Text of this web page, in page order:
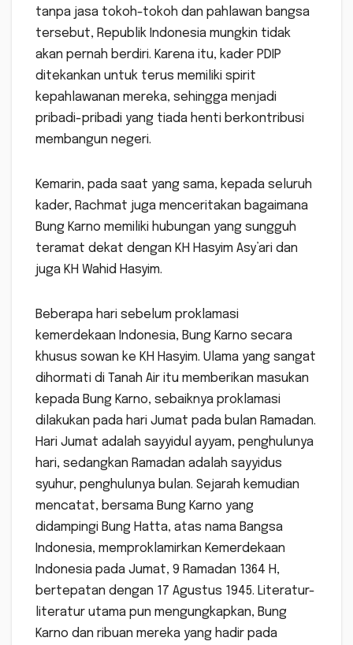
tanpa jasa tokoh-tokoh dan pahlawan bangsa
tersebut, Republik Indonesia mungkin tidak
akan pernah berdiri. Karena itu, kader PDIP
ditekankan untuk terus memiliki spirit
kepahlawanan mereka, sehingga menjadi
pribadi-pribadi yang tiada henti berkontribusi
membangun negeri.
Kemarin, pada saat yang sama, kepada seluruh
kader, Rachmat juga menceritakan bagaimana
Bung Karno memiliki hubungan yang sungguh
teramat dekat dengan KH Hasyim Asy’ari dan
juga KH Wahid Hasyim.
Beberapa hari sebelum proklamasi
kemerdekaan Indonesia, Bung Karno secara
khusus sowan ke KH Hasyim. Ulama yang sangat
dihormati di Tanah Air itu memberikan masukan
kepada Bung Karno, sebaiknya proklamasi
dilakukan pada hari Jumat pada bulan Ramadan.
Hari Jumat adalah sayyidul ayyam, penghulunya
hari, sedangkan Ramadan adalah sayyidus
syuhur, penghulunya bulan. Sejarah kemudian
mencatat, bersama Bung Karno yang
didampingi Bung Hatta, atas nama Bangsa
Indonesia, memproklamirkan Kemerdekaan
Indonesia pada Jumat, 9 Ramadan 1364 H,
bertepatan dengan 17 Agustus 1945. Literatur-
literatur utama pun mengungkapkan, Bung
Karno dan ribuan mereka yang hadir pada